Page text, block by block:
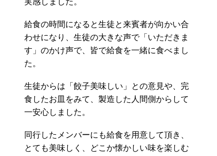
給食の時間になると生徒と来賓者が向かい合
わせになり、生徒の大きな声で「いただきま
す」のかけ声で、皆で給食を一緒に食べまし
た。
生徒からは「餃子美味しい」との意見や、完
食したお皿をみて、製造した人間側からして
一安心しました。
同行したメンバーにも給食を用意して頂き、
とても美味しく、どこか懐かしい味を楽しむ